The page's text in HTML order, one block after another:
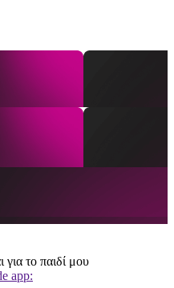
για το παιδί μου
app: